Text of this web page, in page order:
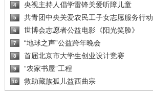
4 央视主持人倡学雷锋关爱听障儿童
5 共青团中央关爱农民工子女志愿服务行动
6 世博会志愿者公益电影《阳光笑脸》
7 “地球之声”公益跨年晚会
8 首届北京市大学生创业设计竞赛
9 “农家书屋”工程
10 救助藏族孤儿益西曲宗